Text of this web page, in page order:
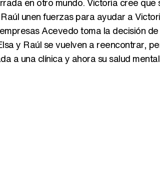
en otro mundo. Victoria cree que
unen fuerzas para ayudar a
Acevedo toma la decisión
y Raúl se vuelven a reencontrar,
a una clínica y ahora su salud